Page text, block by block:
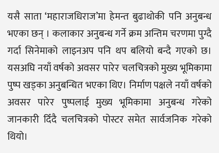
यसै साता ‘महाराजधिराज’मा हेमन्त बुढाथोकी पनि अनुबन्ध
भएका छन् । कलाकार अनुबन्ध गर्ने क्रम अन्तिम चरणमा पुग्दै
गर्दा सिनेमाको लाइनअप पनि थप बलियो बन्दै गएको छ।
यसअघि नयाँ वर्षको अवसर पारेर चलचित्रको मुख्य भूमिकामा
पुष्प खड्का अनुबन्धित भएका थिए। निर्माण पक्षले नयाँ वर्षको
अवसर पारेर पुष्पलाई मुख्य भूमिकामा अनुबन्ध गरेको
जानकारी दिँदै चलचित्रको पोस्टर समेत सार्वजनिक गरेको
थियो।